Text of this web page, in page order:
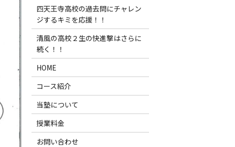
四天王寺高校の過去問にチャレン
ジするキミを応援！！
清風の高校２生の快進撃はさらに
続く！！
HOME
コース紹介
当塾について
授業料金
お問い合わせ